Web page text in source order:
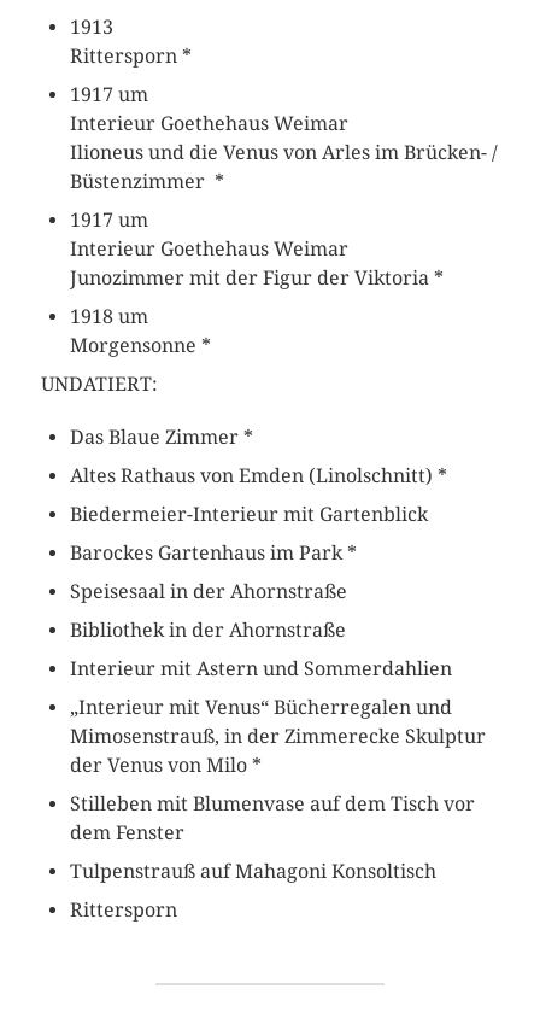
1913
Rittersporn *
1917 um
Interieur Goethehaus Weimar
Ilioneus und die Venus von Arles im Brücken- /
Büstenzimmer *
1917 um
Interieur Goethehaus Weimar
Junozimmer mit der Figur der Viktoria *
1918 um
Morgensonne *
UNDATIERT:
Das Blaue Zimmer *
Altes Rathaus von Emden (Linolschnitt) *
Biedermeier-Interieur mit Gartenblick
Barockes Gartenhaus im Park *
Speisesaal in der Ahornstraße
Bibliothek in der Ahornstraße
Interieur mit Astern und Sommerdahlien
„Interieur mit Venus“ Bücherregalen und
Mimosenstrauß, in der Zimmerecke Skulptur
der Venus von Milo *
Stilleben mit Blumenvase auf dem Tisch vor
dem Fenster
Tulpenstrauß auf Mahagoni Konsoltisch
Rittersporn